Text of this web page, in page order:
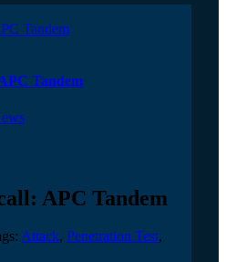
Tandem
Tandem
APC Tandem
Attack, Penetration Test,